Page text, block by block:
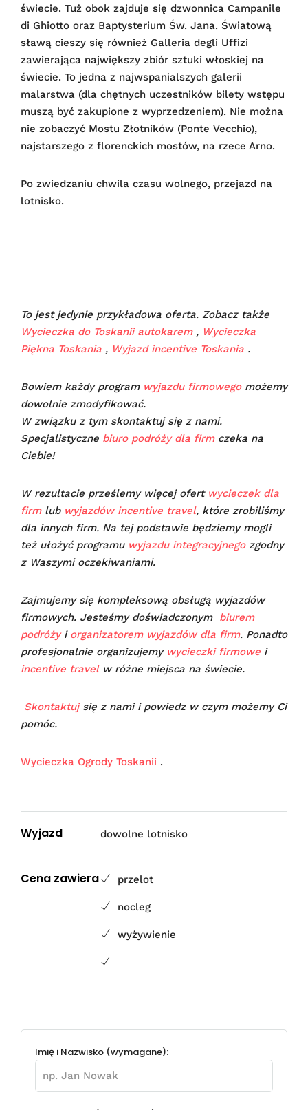
świecie. Tuż obok zajduje się dzwonnica Campanile
di Ghiotto oraz Baptysterium Św. Jana. Światową
sławą cieszy się również Galleria degli Uffizi
zawierająca największy zbiór sztuki włoskiej na
świecie. To jedna z najwspanialszych galerii
malarstwa (dla chętnych uczestników bilety wstępu
muszą być zakupione z wyprzedzeniem). Nie można
nie zobaczyć Mostu Złotników (Ponte Vecchio),
najstarszego z florenckich mostów, na rzece Arno.
Po zwiedzaniu chwila czasu wolnego, przejazd na
lotnisko.
To jest jedynie przykładowa oferta. Zobacz także
Wycieczka do Toskanii autokarem, Wycieczka
Piękna Toskania , Wyjazd incentive Toskania .
Bowiem każdy program wyjazdu firmowegomożemy
dowolnie zmodyfikować.
W związku z tym skontaktuj się z nami.
Specjalistyczne biuro podróży dla firmczeka na
Ciebie!
W rezultacie prześlemy więcej ofert wycieczek dla
firmlub wyjazdów incentive travel, które zrobiliśmy
dla innych firm. Na tej podstawie będziemy mogli
też ułożyć programu wyjazdu integracyjnegozgodny
z Waszymi oczekiwaniami.
Zajmujemy się kompleksową obsługą wyjazdów
firmowych. Jesteśmy doświadczonym biurem
podróżyi organizatorem wyjazdów dla firm. Ponadto
profesjonalnie organizujemy wycieczki firmowe i
incentive travelw różne miejsca na świecie.
Skontaktujsię z nami i powiedz w czym możemy Ci
pomóc.
Wycieczka Ogrody Toskanii .
Wyjazd dowolne lotnisko
Cena zawiera przelot
nocleg
wyżywienie
Imię i Nazwisko (wymagane):